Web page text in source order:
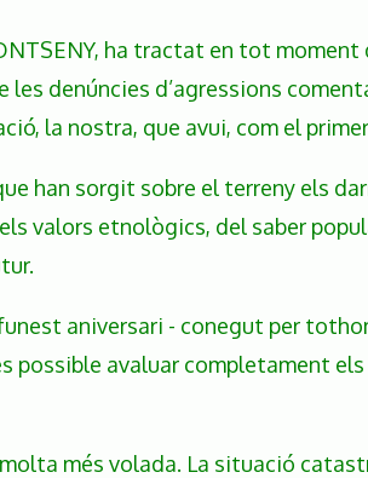
ha tractat en tot
denúncies d’agressions
la nostra, que avui, com el
han sorgit sobre el terreny els
valors etnològics, del saber
aniversari - conegut per
possible avaluar completament
més volada. La situació